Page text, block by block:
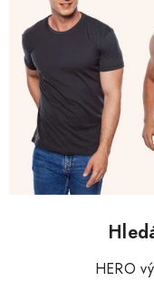
HERO